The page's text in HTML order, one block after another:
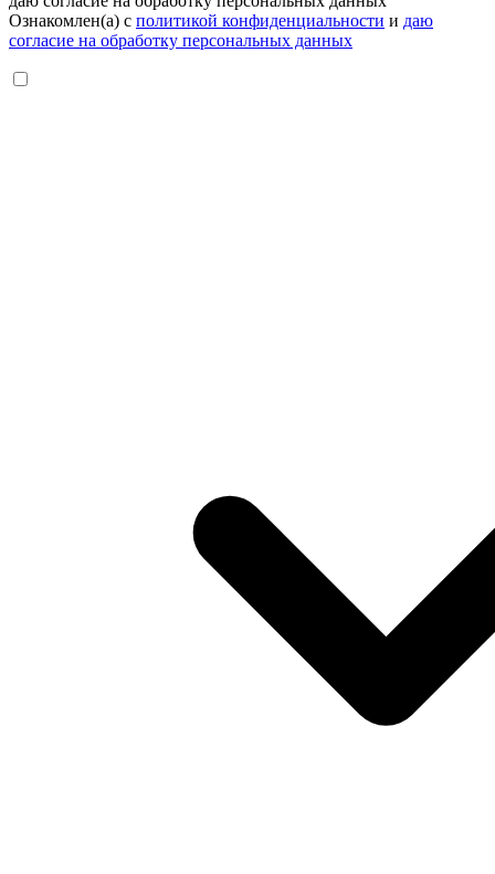
Ознакомлен(а) с политикой конфиденциальности и даю
согласие на обработку персональных данных